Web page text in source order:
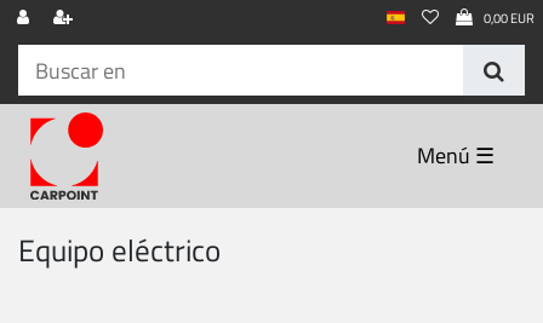
0,00 EUR
☰
Equipo eléctrico